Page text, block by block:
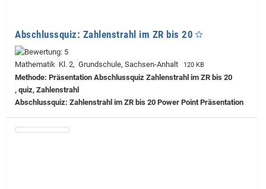
Abschlussquiz: Zahlenstrahl im ZR bis 20
Mathematik Kl. 2, Grundschule, Sachsen-Anhalt 120 KB
Methode: Präsentation Abschlussquiz Zahlenstrahl im ZR bis 20
, quiz, Zahlenstrahl
Abschlussquiz: Zahlenstrahl im ZR bis 20 Power Point Präsentation